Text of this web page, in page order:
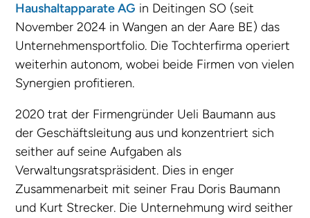
Haushaltapparate AG in Deitingen SO (seit
November 2024 in Wangen an der Aare BE) das
Unternehmensportfolio. Die Tochterfirma operiert
weiterhin autonom, wobei beide Firmen von vielen
Synergien profitieren.
2020 trat der Firmengründer Ueli Baumann aus
der Geschäftsleitung aus und konzentriert sich
seither auf seine Aufgaben als
Verwaltungsratspräsident. Dies in enger
Zusammenarbeit mit seiner Frau Doris Baumann
und Kurt Strecker. Die Unternehmung wird seither